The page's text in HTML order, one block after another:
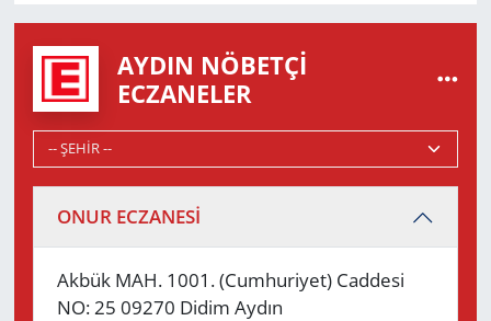
AYDIN NÖBETÇI
ECZANELER
ONUR ECZANESİ
Akbük MAH. 1001. (Cumhuriyet) Caddesi
NO: 25 09270 Didim Aydın